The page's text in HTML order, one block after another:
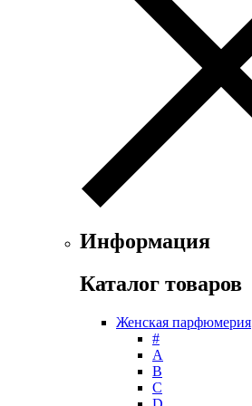
Gian Marco Venturi
Gianfranco Ferre
Giorgio Armani
Givenchy
Guy Laroche
Helena Rubinstein
Histoires de Parfums
Информация
Каталог товаров
Женская парфюмерия
#
А
B
C